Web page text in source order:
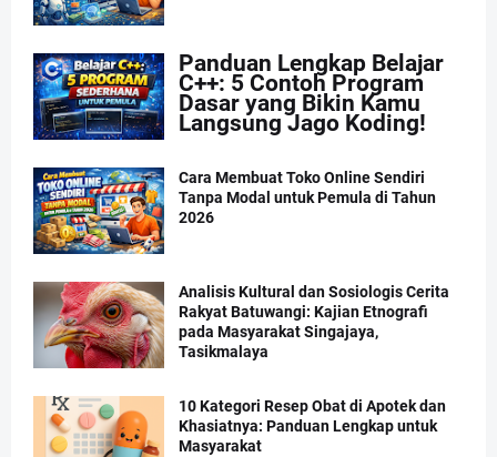
Panduan Lengkap Belajar
C++: 5 Contoh Program
Dasar yang Bikin Kamu
Langsung Jago Koding!
Cara Membuat Toko Online Sendiri
Tanpa Modal untuk Pemula di Tahun
2026
Analisis Kultural dan Sosiologis Cerita
Rakyat Batuwangi: Kajian Etnografi
pada Masyarakat Singajaya,
Tasikmalaya
10 Kategori Resep Obat di Apotek dan
Khasiatnya: Panduan Lengkap untuk
Masyarakat